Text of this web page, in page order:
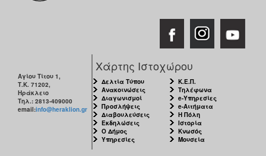
Αγίου Τίτου 1,
Τ.Κ. 71202,
Ηράκλειο
Τηλ.: 2813-409000
email:info@heraklion.gr
Χάρτης Ιστοχώρου
Δελτία Τύπου
Ανακοινώσεις
Διαγωνισμοί
Προσλήψεις
Διαβουλεύσεις
Εκδηλώσεις
Ο Δήμος
Υπηρεσίες
Κ.Ε.Π.
Τηλέφωνα
e-Υπηρεσίες
e-Αιτήματα
Η Πόλη
Ιστορία
Κνωσός
Μουσεία